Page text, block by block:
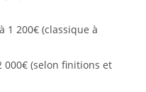
1 200€ (classique à
000€ (selon finitions et